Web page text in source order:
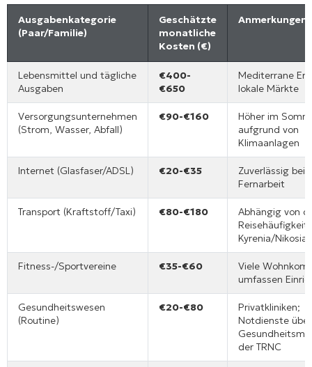
Ausgabenkategorie
(Paar/Familie)
Geschätzte
monatliche
Kosten (€)
Anmerkungen
Lebensmittel und tägliche
Ausgaben
€400-
€650
Mediterrane
lokale Märkte
Versorgungsunternehmen
(Strom, Wasser, Abfall)
€90-€160
Höher im
aufgrund von
Klimaanlagen
Internet (Glasfaser/ADSL) €20-€35
Zuverlässig bei
Fernarbeit
Transport (Kraftstoff/Taxi) €80-€180
Abhängig von
Reisehäufigkeit
Kyrenia/Nikosia
Fitness-/Sportvereine €35-€60
Viele
umfassen
Gesundheitswesen
(Routine)
€20-€80
Privatkliniken;
Notdienste
der TRNC